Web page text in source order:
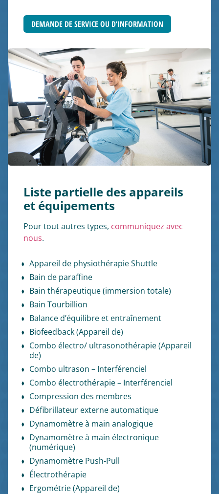
DEMANDE DE SERVICE OU D’INFORMATION
Liste partielle des appareils
et équipements
Pour tout autres types, communiquez avec
nous.
Appareil de physiothérapie Shuttle
Bain de paraffine
Bain thérapeutique (immersion totale)
Bain Tourbillion
Balance d’équilibre et entraînement
Biofeedback (Appareil de)
Combo électro/ ultrasonothérapie (Appareil
de)
Combo ultrason – Interférenciel
Combo électrothérapie – Interférenciel
Compression des membres
Défibrillateur externe automatique
Dynamomètre à main analogique
Dynamomètre à main électronique
(numérique)
Dynamomètre Push-Pull
Électrothérapie
Ergométrie (Appareil de)